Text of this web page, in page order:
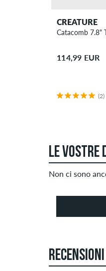
CREATURE
Catacomb 7.8"
114,99 EUR
(2)
LE VOSTRE
Non ci sono
RECENSIONI